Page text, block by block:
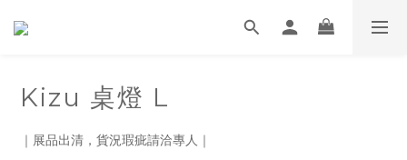
Kizu 桌燈 L
｜展品出清，貨況瑕疵請洽專人｜